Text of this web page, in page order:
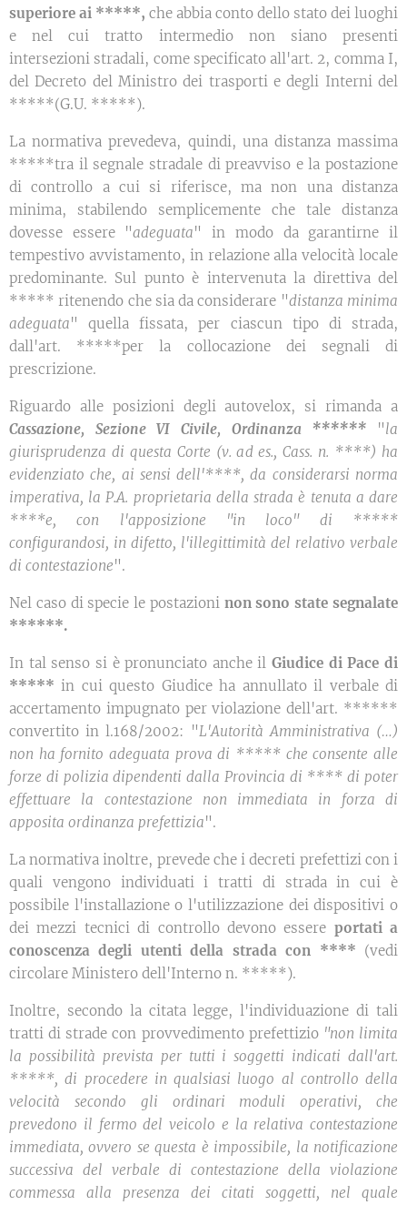
superiore ai *****, che abbia conto dello stato dei luoghi
e nel cui tratto intermedio non siano presenti
intersezioni stradali, come specificato all'art. 2, comma I,
del Decreto del Ministro dei trasporti e degli Interni del
*****(G.U. *****).
La normativa prevedeva, quindi, una distanza massima
*****tra il segnale stradale di preavviso e la postazione
di controllo a cui si riferisce, ma non una distanza
minima, stabilendo semplicemente che tale distanza
dovesse essere "adeguata" in modo da garantirne il
tempestivo avvistamento, in relazione alla velocità locale
predominante. Sul punto è intervenuta la direttiva del
***** ritenendo che sia da considerare "distanza minima
adeguata" quella fissata, per ciascun tipo di strada,
dall'art. *****per la collocazione dei segnali di
prescrizione.
Riguardo alle posizioni degli autovelox, si rimanda a
Cassazione, Sezione VI Civile, Ordinanza ****** "la
giurisprudenza di questa Corte (v. ad es., Cass. n. ****) ha
evidenziato che, ai sensi dell'****, da considerarsi norma
imperativa, la P.A. proprietaria della strada è tenuta a dare
****e, con l'apposizione "in loco" di *****
configurandosi, in difetto, l'illegittimità del relativo verbale
di contestazione".
Nel caso di specie le postazioni non sono state segnalate
******.
In tal senso si è pronunciato anche ilGiudice di Pace di
***** in cui questo Giudice ha annullato il verbale di
accertamento impugnato per violazione dell'art. ******
convertito in l.168/2002: "L'Autorità Amministrativa (…)
non ha fornito adeguata prova di ***** che consente alle
forze di polizia dipendenti dalla Provincia di **** di poter
effettuare la contestazione non immediata in forza di
apposita ordinanza prefettizia".
La normativa inoltre, prevede che i decreti prefettizi con i
quali vengono individuati i tratti di strada in cui è
possibile l'installazione o l'utilizzazione dei dispositivi o
dei mezzi tecnici di controllo devono essere portati a
conoscenza degli utenti della strada con **** (vedi
circolare Ministero dell'Interno n. *****).
Inoltre, secondo la citata legge, l'individuazione di tali
tratti di strade con provvedimento prefettizio "non limita
la possibilità prevista per tutti i soggetti indicati dall'art.
*****, di procedere in qualsiasi luogo al controllo della
velocità secondo gli ordinari moduli operativi, che
prevedono il fermo del veicolo e la relativa contestazione
immediata, ovvero se questa è impossibile, la notificazione
successiva del verbale di contestazione della violazione
commessa alla presenza dei citati soggetti, nel quale